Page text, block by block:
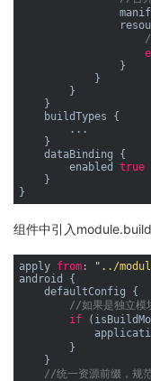
                }
            }
        }
    }
    buildTypes {
        ...
    }
    dataBinding {
        enabled
true
    }
组件中引入
apply from :
"../
android {
    defaultConfig {
//如果是独立模
if
        }
    }
//统一资源前缀，规